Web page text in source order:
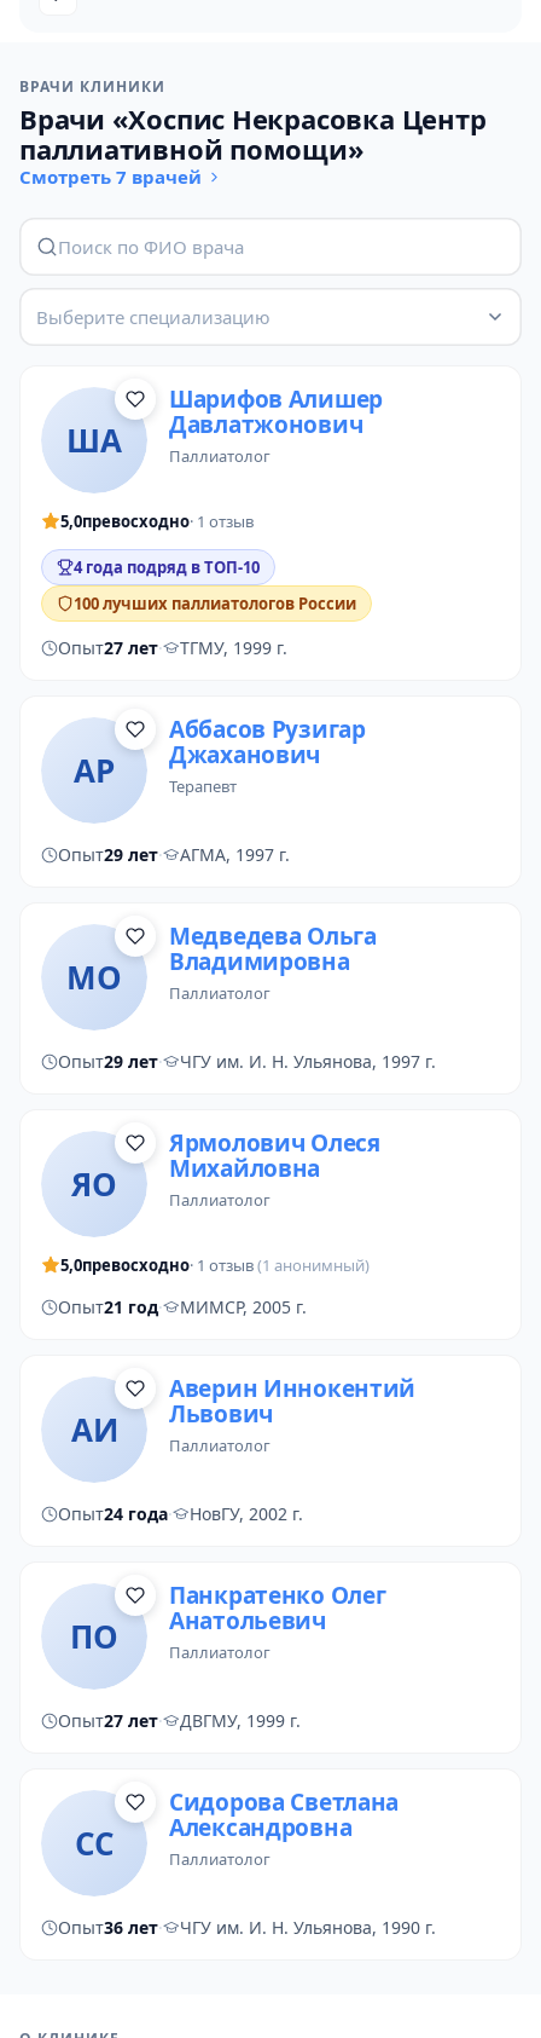
ВРАЧИ КЛИНИКИ
Врачи «Хоспис Некрасовка Центр
паллиативной помощи»
Смотреть 7 врачей
Выберите специализацию
ША
Шарифов Алишер
Давлатжонович
паллиатолог
5,0превосходно· 1 отзыв
4 года подряд в ТОП-10
100 лучших паллиатологов России
Опыт27 лет· ТГМУ, 1999 г.
АР
Аббасов Рузигар
Джаханович
терапевт
Опыт29 лет· АГМА, 1997 г.
МО
Медведева Ольга
Владимировна
паллиатолог
Опыт29 лет· ЧГУ им. И. Н. Ульянова, 1997 г.
ЯО
Ярмолович Олеся
Михайловна
паллиатолог
5,0превосходно· 1 отзыв(1 анонимный)
Опыт21 год· МИМСР, 2005 г.
АИ
Аверин Иннокентий
Львович
паллиатолог
Опыт24 года· НовГУ, 2002 г.
ПО
Панкратенко Олег
Анатольевич
паллиатолог
Опыт27 лет· ДВГМУ, 1999 г.
СС
Сидорова Светлана
Александровна
паллиатолог
Опыт36 лет· ЧГУ им. И. Н. Ульянова, 1990 г.